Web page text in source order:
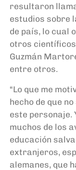
resultaron
estudios sobre
de país, lo cual
otros científicos
Guzmán
entre otros.
“Lo que me
hecho de que
este personaje.
muchos de los
educación
extranjeros,
alemanes, que